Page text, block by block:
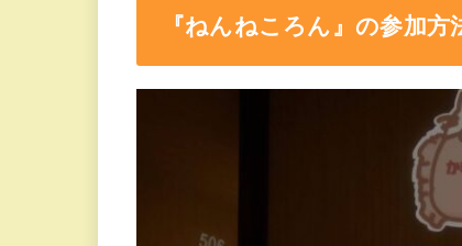
『ねんねころん』の参加